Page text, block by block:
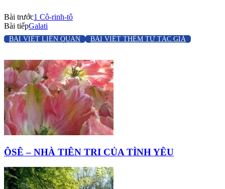
Bài trước1 Cô-rinh-tô
Bài tiếpGalati
BÀI VIẾT LIÊN QUAN BÀI VIẾT THÊM TỪ TÁC GIẢ
ÔSÊ – NHÀ TIÊN TRI CỦA TÌNH YÊU